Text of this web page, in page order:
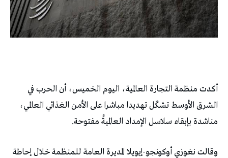
أكدت منظمة التجارة العالمية، اليوم الخميس، أن الحرب في
الشرق الأوسط تشكّل تهديدا مباشرا على الأمن الغذائي العالمي،
مناشدة بإبقاء سلاسل الإمداد العالميةًَ مفتوحة.
وقالت نغوزي أوكونجو-إيويلا المديرة العامة للمنظمة خلال إحاطة